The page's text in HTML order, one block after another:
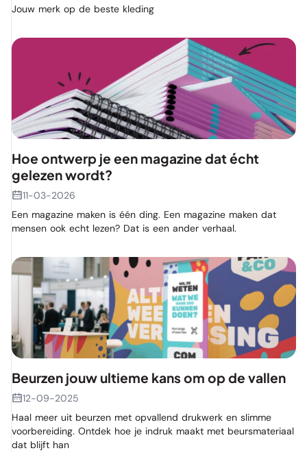
Jouw merk op de beste kleding
Hoe ontwerp je een magazine dat écht
gelezen wordt?
11-03-2026
Een magazine maken is één ding. Een magazine maken dat
mensen ook echt lezen? Dat is een ander verhaal.
Beurzen jouw ultieme kans om op de vallen
12-09-2025
Haal meer uit beurzen met opvallend drukwerk en slimme
voorbereiding. Ontdek hoe je indruk maakt met beursmateriaal
dat blijft han